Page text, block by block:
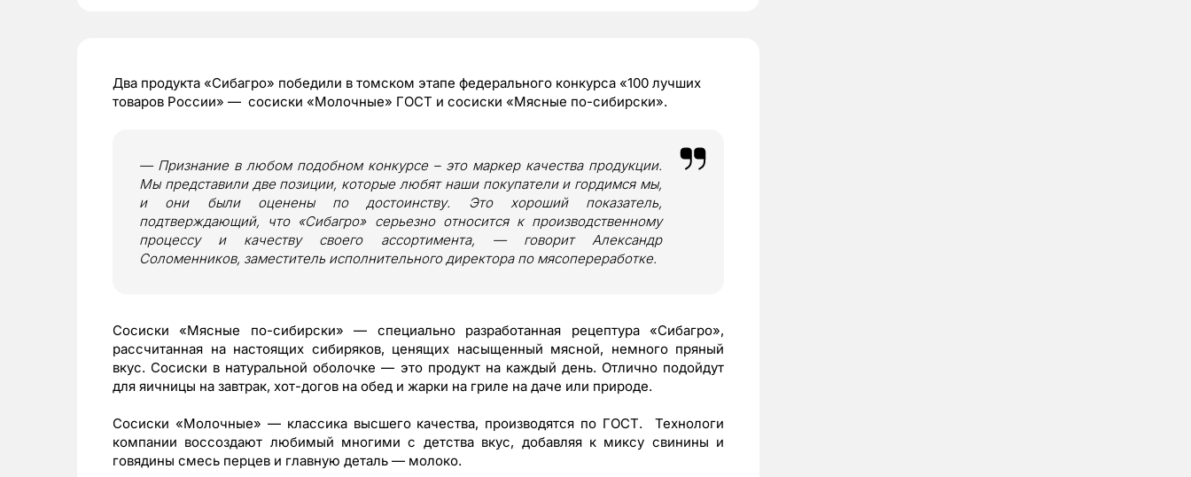
Два продукта «Сибагро» победили в томском этапе федерального конкурса «100 лучших
товаров России» — сосиски «Молочные» ГОСТ и сосиски «Мясные по-сибирски».
— Признание в любом подобном конкурсе – это маркер качества продукции.
Мы представили две позиции, которые любят наши покупатели и гордимся мы,
и они были оценены по достоинству. Это хороший показатель,
подтверждающий, что «Сибагро» серьезно относится к производственному
процессу и качеству своего ассортимента, — говорит Александр
Соломенников, заместитель исполнительного директора по мясопереработке.
Сосиски «Мясные по-сибирски» — специально разработанная рецептура «Сибагро»,
рассчитанная на настоящих сибиряков, ценящих насыщенный мясной, немного пряный
вкус. Сосиски в натуральной оболочке — это продукт на каждый день. Отлично подойдут
для яичницы на завтрак, хот-догов на обед и жарки на гриле на даче или природе.
Сосиски «Молочные» — классика высшего качества, производятся по ГОСТ. Технологи
компании воссоздают любимый многими с детства вкус, добавляя к миксу свинины и
говядины смесь перцев и главную деталь — молоко.